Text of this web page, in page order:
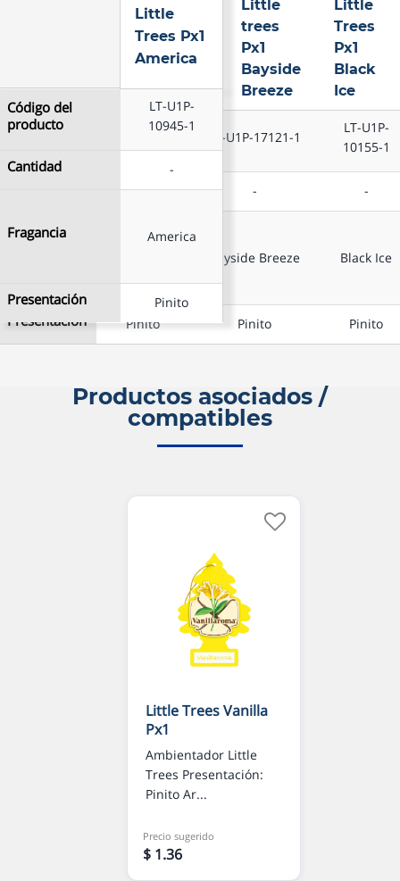
Little
Trees
Px1
Little
trees
Px1
Bayside
Breeze
Little
Trees
Px1
Black
Ice
Bayside
Black
Código del
LT-U1P-
10945-1
LT-U1P-17121-1
LT-U1P-
10155-1
- - -
Bayside Breeze Black Ice
Presentación Pinito Pinito Pinito
Little
Trees Px1
America
Código del
producto
LT-U1P-
10945-1
Cantidad -
Fragancia America
Presentación Pinito
Productos asociados /
compatibles
Little Trees Vanilla
Px1
Ambientador Little
Trees Presentación:
Pinito Ar...
Precio sugerido
$ 1.36